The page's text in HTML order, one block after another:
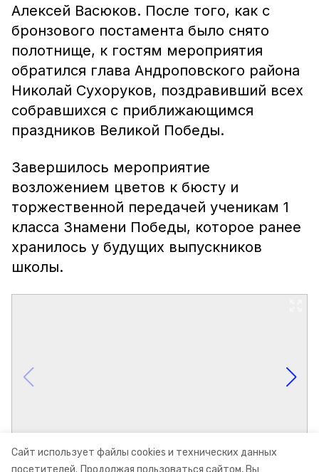
Сайт использует файлы cookies и технических данных
посетителей. Продолжая пользоваться сайтом, Вы
Алексей Васюков. После того, как с
бронзового постамента было снято
полотнище, к гостям мероприятия
обратился глава Андроповского района
Николай Сухоруков, поздравивший всех
собравшихся с приближающимся
праздников Великой Победы.
Завершилось мероприятие
возложением цветов к бюсту и
торжественной передачей ученикам 1
класса Знамени Победы, которое ранее
хранилось у будущих выпускников
школы.